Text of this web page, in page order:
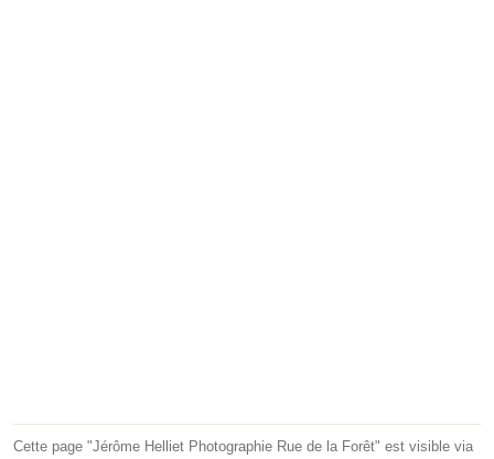
Cette page "Jérôme Helliet Photographie Rue de la Forêt" est visible via